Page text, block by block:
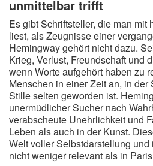
unmittelbar trifft
Es gibt Schriftsteller, die man mit
liest, als Zeugnisse einer
Hemingway gehört nicht dazu.
Krieg, Verlust, Freundschaft und
wenn Worte aufgehört haben zu
Menschen in einer Zeit an, in
Stille selten geworden ist.
unermüdlicher Sucher nach
verabscheute Unehrlichkeit und
Leben als auch in der Kunst.
Welt voller Selbstdarstellung
nicht weniger relevant als in